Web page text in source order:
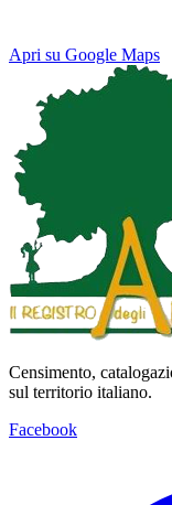
Apri su Google Maps
Map
Censimento,
sul territorio italiano.
Facebook